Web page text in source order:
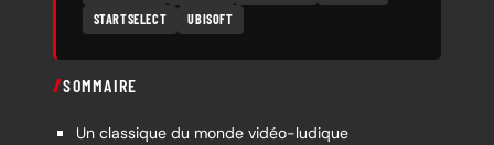
STARTSELECT
UBISOFT
SOMMAIRE
Un classique du monde vidéo-ludique